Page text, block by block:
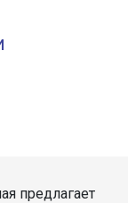
предлагает